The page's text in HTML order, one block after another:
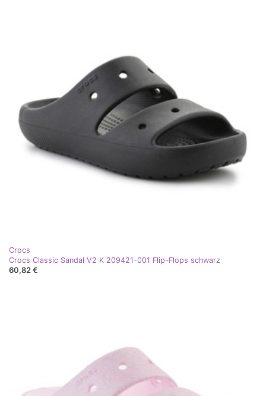
Crocs
Crocs Classic Sandal V2 K 209421-001 Flip-Flops schwarz
60,82 €